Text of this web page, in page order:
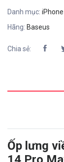
Danh mục:
Hãng: Baseus
Chia sẻ:
Ốp lưng